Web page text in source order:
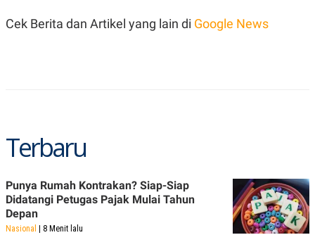
Cek Berita dan Artikel yang lain di Google News
Terbaru
Punya Rumah Kontrakan? Siap-Siap
Didatangi Petugas Pajak Mulai Tahun
Depan
Nasional | 8 Menit lalu